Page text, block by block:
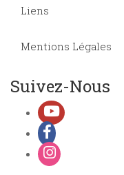
Liens
Mentions Légales
Suivez-Nous